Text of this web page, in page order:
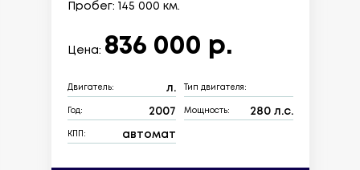
Пробег: 145 000 км.
Цена: 836 000 р.
Двигатель: л. Тип двигателя:
Год: 2007 Мощность: 280 л.с.
КПП: автомат